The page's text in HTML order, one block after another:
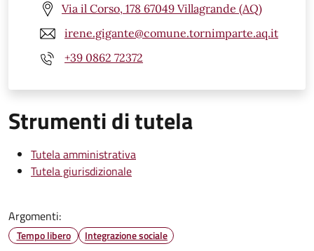
Via il Corso, 178 67049 Villagrande (AQ)
irene.gigante@comune.tornimparte.aq.it
+39 0862 72372
Strumenti di tutela
Tutela amministrativa
Tutela giurisdizionale
Argomenti:
Tempo libero Integrazione sociale